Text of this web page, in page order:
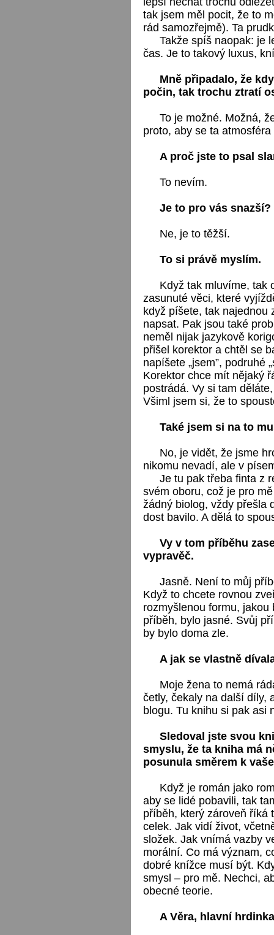
tak jsem měl pocit, že to
rád samozřejmě). Ta
Takže spíš naopak: je
čas. Je to takový luxus,
Mně připadalo, že
počin, tak trochu ztratí
To je možné. Možná,
proto, aby se ta
A proč jste to psal
To nevím.
Je to pro vás snazší?
Ne, je to těžší.
To si právě myslím.
Když tak mluvíme, tak
zasunuté věci, které
když píšete, tak najednou
napsat. Pak jsou také
neměl nijak jazykově
přišel korektor a chtěl se
napíšete „jsem”, podruhé
Korektor chce mít nějaký
postrádá. Vy si tam
Všiml jsem si, že to
Také jsem si na to
No, je vidět, že jsme
nikomu nevadí, ale v
Je tu pak třeba finta z
svém oboru, což je pro
žádný biolog, vždy přešla
dost bavilo. A dělá to
Vy v tom příběhu
vypravěč.
Jasně. Není to můj
Když to chcete rovnou
rozmyšlenou formu,
příběh, bylo jasné. Svůj
by bylo doma zle.
A jak se vlastně
Moje žena to nemá
četly, čekaly na další díly,
blogu. Tu knihu si pak asi
Sledoval jste svou
smyslu, že ta kniha má
posunula směrem k
Když je román jako
aby se lidé pobavili, tak
příběh, který zároveň říká
celek. Jak vidí život,
složek. Jak vnímá vazby
morální. Co má význam,
dobré knížce musí být.
smysl – pro mě. Nechci,
obecné teorie.
A Věra, hlavní